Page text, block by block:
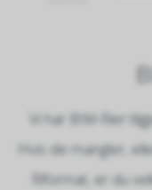
Vi har BIM-filer
Hvis de mangler,
filformat, er du